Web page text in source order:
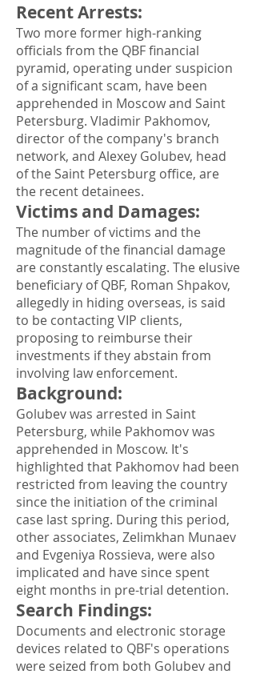
Recent Arrests:
Two more former high-ranking
officials from the QBF financial
pyramid, operating under suspicion
of a significant scam, have been
apprehended in Moscow and Saint
Petersburg. Vladimir Pakhomov,
director of the company's branch
network, and Alexey Golubev, head
of the Saint Petersburg office, are
the recent detainees.
Victims and Damages:
The number of victims and the
magnitude of the financial damage
are constantly escalating. The elusive
beneficiary of QBF, Roman Shpakov,
allegedly in hiding overseas, is said
to be contacting VIP clients,
proposing to reimburse their
investments if they abstain from
involving law enforcement.
Background:
Golubev was arrested in Saint
Petersburg, while Pakhomov was
apprehended in Moscow. It's
highlighted that Pakhomov had been
restricted from leaving the country
since the initiation of the criminal
case last spring. During this period,
other associates, Zelimkhan Munaev
and Evgeniya Rossieva, were also
implicated and have since spent
eight months in pre-trial detention.
Search Findings:
Documents and electronic storage
devices related to QBF's operations
were seized from both Golubev and